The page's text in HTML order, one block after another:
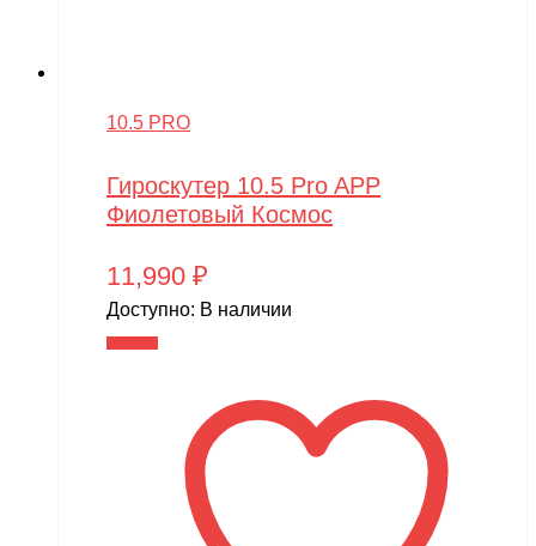
10.5 PRO
Гироскутер 10.5 Pro APP
Фиолетовый Космос
11,990 ₽
Доступно: В наличии